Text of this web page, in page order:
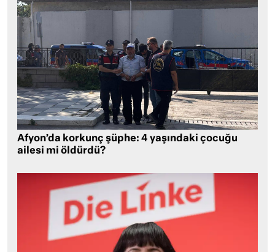
Afyon’da korkunç şüphe: 4 yaşındaki çocuğu
ailesi mi öldürdü?